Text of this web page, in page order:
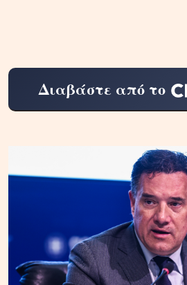
Διαβάστε από το